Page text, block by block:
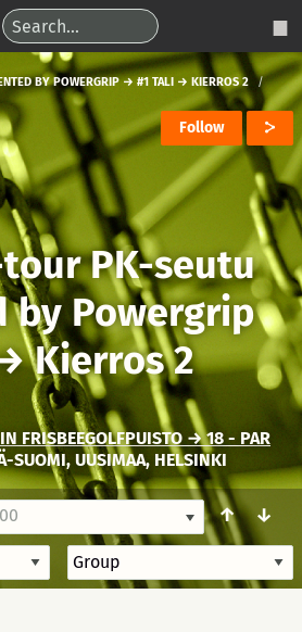
BY POWERGRIP → #1 TALI → KIERROS 2
Follow
tour PK-seutu
by Powergrip
Kierros 2
FRISBEEGOLFPUISTO → 18 - PAR
SUOMI, UUSIMAA, HELSINKI
↑ ↓